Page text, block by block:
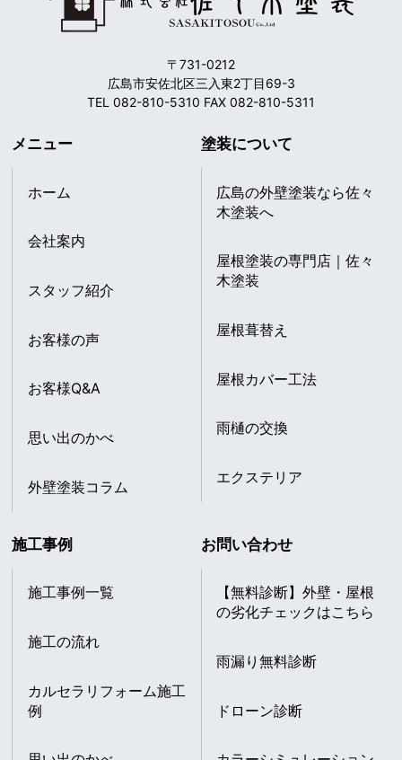
〒731-0212
広島市安佐北区三入東2丁目69-3
TEL 082-810-5310 FAX 082-810-5311
メニュー
ホーム
会社案内
スタッフ紹介
お客様の声
お客様Q&A
思い出のかべ
外壁塗装コラム
塗装について
広島の外壁塗装なら佐々
木塗装へ
屋根塗装の専門店｜佐々
木塗装
屋根葺替え
屋根カバー工法
雨樋の交換
エクステリア
施工事例
施工事例一覧
施工の流れ
カルセラリフォーム施工
例
お問い合わせ
【無料診断】外壁・屋根
の劣化チェックはこちら
雨漏り無料診断
ドローン診断